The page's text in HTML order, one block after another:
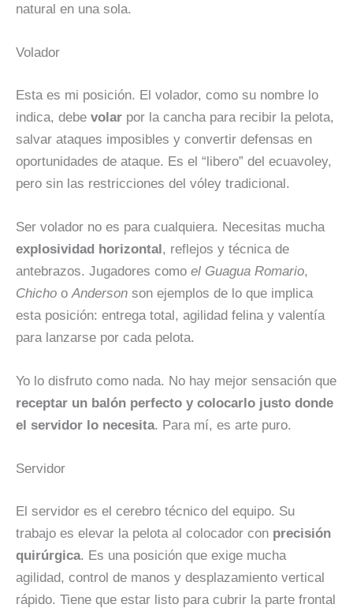
natural en una sola.
Volador
Esta es mi posición. El volador, como su nombre lo
indica, debe volar por la cancha para recibir la pelota,
salvar ataques imposibles y convertir defensas en
oportunidades de ataque. Es el “libero” del ecuavoley,
pero sin las restricciones del vóley tradicional.
Ser volador no es para cualquiera. Necesitas mucha
explosividad horizontal, reflejos y técnica de
antebrazos. Jugadores como el Guagua Romario,
Chicho o Anderson son ejemplos de lo que implica
esta posición: entrega total, agilidad felina y valentía
para lanzarse por cada pelota.
Yo lo disfruto como nada. No hay mejor sensación que
receptar un balón perfecto y colocarlo justo donde
el servidor lo necesita. Para mí, es arte puro.
Servidor
El servidor es el cerebro técnico del equipo. Su
trabajo es elevar la pelota al colocador con precisión
quirúrgica. Es una posición que exige mucha
agilidad, control de manos y desplazamiento vertical
rápido. Tiene que estar listo para cubrir la parte frontal